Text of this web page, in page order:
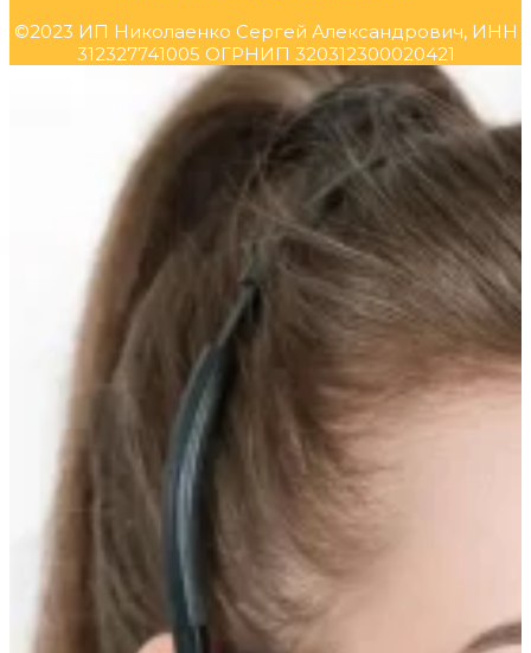
©2023 ИП Николаенко Сергей Александрович, ИНН
312327741005 ОГРНИП 320312300020421